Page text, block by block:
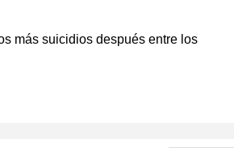
más suicidios después entre los